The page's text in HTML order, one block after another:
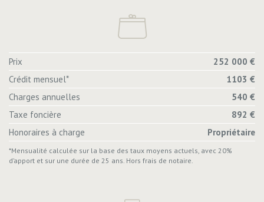
Prix
252 000 €
Crédit mensuel*
1103 €
Charges annuelles
540 €
Taxe foncière
892 €
Honoraires à charge
Propriétaire
*Mensualité calculée sur la base des taux moyens actuels, avec 20%
d’apport et sur une durée de 25 ans. Hors frais de notaire.